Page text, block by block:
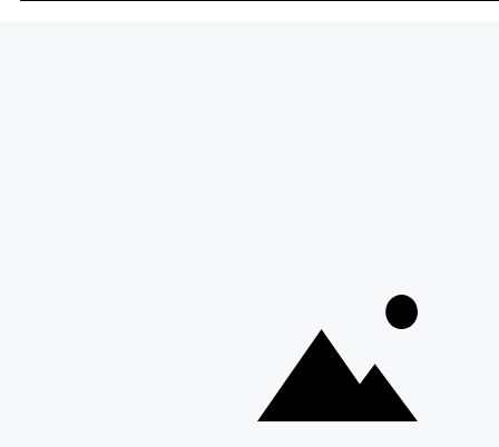
Contactez notre service client